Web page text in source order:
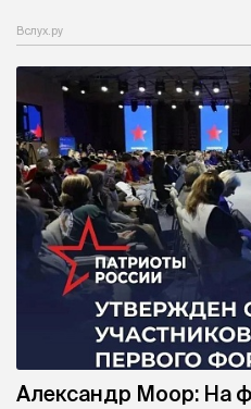
Вслух.ру
Александр Моор: На